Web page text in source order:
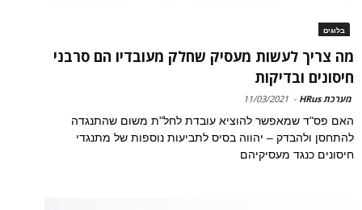
בלוגים
מה צריך לעשות מעסיק שחלק מעובדיו הם סרבני
חיסונים ובדיקות
מערכת HRus -
11/03/2021
האם פס"ד שמאפשר להוציא עובדת לחל"ת משום שהתנגדה
להתחסן ולהבדק – יהווה בסיס לתביעות נוספות של מתנגדי
חיסונים כנגד מעסיקיהם